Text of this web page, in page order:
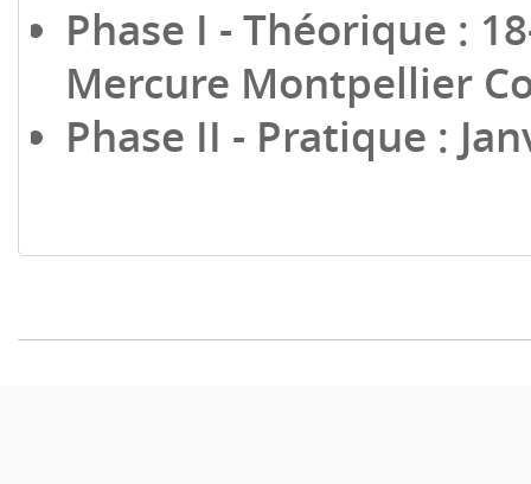
Phase I - Théorique :
Mercure Montpellier
Phase II - Pratique :